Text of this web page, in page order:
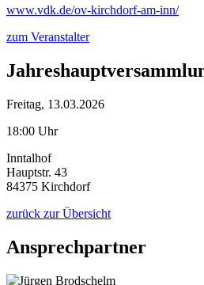
www.vdk.de/ov-kirchdorf-am-inn/
zum Veranstalter
Freitag, 13.03.2026
18:00 Uhr
Inntalhof
Hauptstr. 43
84375 Kirchdorf
zurück zur Übersicht
Ansprechpartner